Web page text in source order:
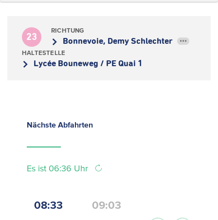
23
RICHTUNG
Bonnevoie, Demy Schlechter •••
HALTESTELLE
Lycée Bouneweg / PE Quai 1
Nächste Abfahrten
Es ist 06:36 Uhr
08:33 09:03